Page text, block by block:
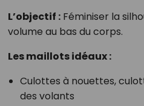
L’objectif :Féminiser la
volume au bas du corps.
Les maillots idéaux :
Culottes à nouettes,
des volants